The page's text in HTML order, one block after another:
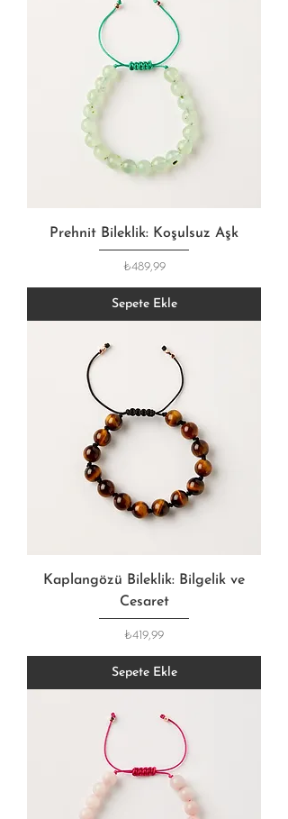
Prehnit Bileklik: Koşulsuz Aşk
Fiyat
₺489,99
Sepete Ekle
Kaplangözü Bileklik: Bilgelik ve
Cesaret
Fiyat
₺419,99
Sepete Ekle